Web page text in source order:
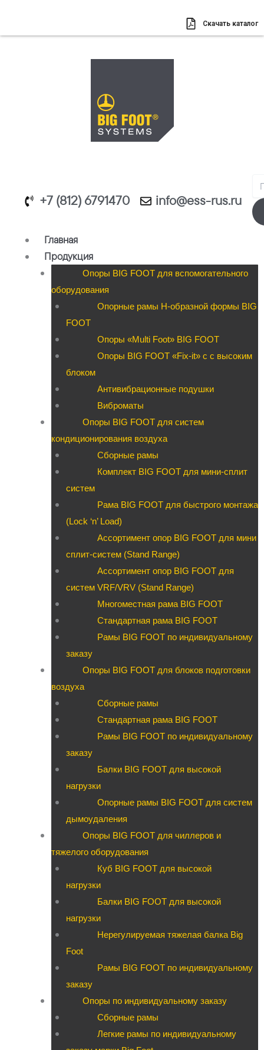
содержимому
Скачать каталог
+7 (812) 6791470 info@ess-rus.ru
Главная
Продукция
Опоры BIG FOOT для вспомогательного
оборудования
Опорные рамы H-образной формы BIG
FOOT
Опоры «Multi Foot» BIG FOOT
Опоры BIG FOOT «Fix-it» c с высоким
блоком
Антивибрационные подушки
Виброматы
Опоры BIG FOOT для систем
кондиционирования воздуха
Сборные рамы
Комплект BIG FOOT для мини-сплит
систем
Рама BIG FOOT для быстрого монтажа
(Lock ‘n’ Load)
Ассортимент опор BIG FOOT для мини
сплит-систем (Stand Range)
Ассортимент опор BIG FOOT для
систем VRF/VRV (Stand Range)
Многоместная рама BIG FOOT
Стандартная рама BIG FOOT
Рамы BIG FOOT по индивидуальному
заказу
Опоры BIG FOOT для блоков подготовки
воздуха
Сборные рамы
Стандартная рама BIG FOOT
Рамы BIG FOOT по индивидуальному
заказу
Балки BIG FOOT для высокой
нагрузки
Опорные рамы BIG FOOT для систем
дымоудаления
Опоры BIG FOOT для чиллеров и
тяжелого оборудования
Куб BIG FOOT для высокой
нагрузки
Балки BIG FOOT для высокой
нагрузки
Нерегулируемая тяжелая балка Big
Foot
Рамы BIG FOOT по индивидуальному
заказу
Опоры по индивидуальному заказу
Сборные рамы
Легкие рамы по индивидуальному